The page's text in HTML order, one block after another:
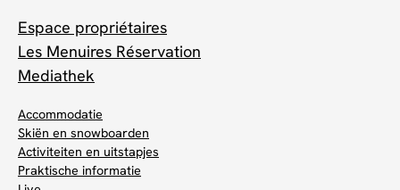
Espace propriétaires
Les Menuires Réservation
Mediathek
Accommodatie
Skiën en snowboarden
Activiteiten en uitstapjes
Praktische informatie